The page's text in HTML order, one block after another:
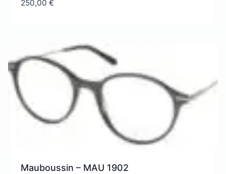
250,00€
Mauboussin – MAU 1902